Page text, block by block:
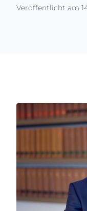
Veröffentlicht am